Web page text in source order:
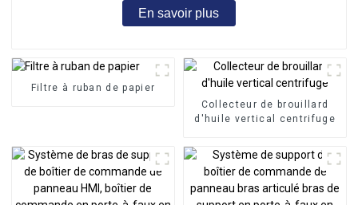
En savoir plus
Filtre à ruban de papier
Collecteur de brouillard
d'huile vertical centrifuge